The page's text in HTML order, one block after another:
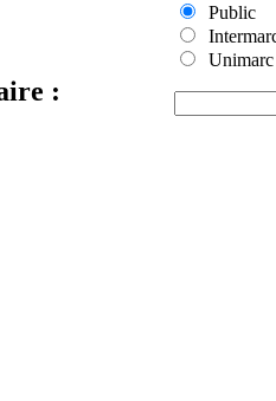
Public
Unimarc
: